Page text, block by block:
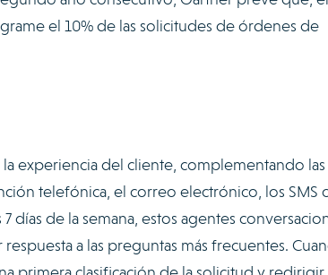
el 10% de las solicitudes de órdenes de
experiencia del cliente, complementando las
telefónica, el correo electrónico, los SMS
días de la semana, estos agentes
a las preguntas más frecuentes.